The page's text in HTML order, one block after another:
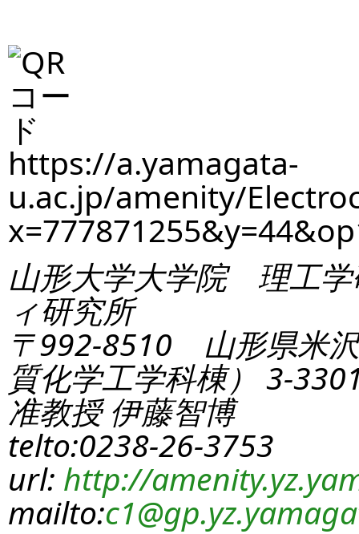
https://a.yamagata-
u.ac.jp/amenity/
山形大学大学院 理工学
ィ研究所
〒992-8510 山形県米
質化学工学科棟） 3-
准教授 伊藤智博
telto:0238-26-3753
url: http://
mailto:c1